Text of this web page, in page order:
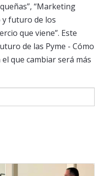
“Marketing
y futuro de los
que viene”. Este
de las Pyme - Cómo
que cambiar será más